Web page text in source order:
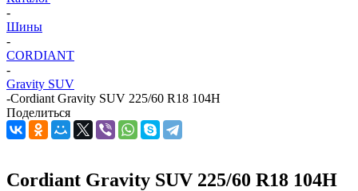
-
Шины
-
CORDIANT
-
Gravity SUV
-Cordiant Gravity SUV 225/60 R18 104H
Поделиться
Cordiant Gravity SUV 225/60 R18 104H